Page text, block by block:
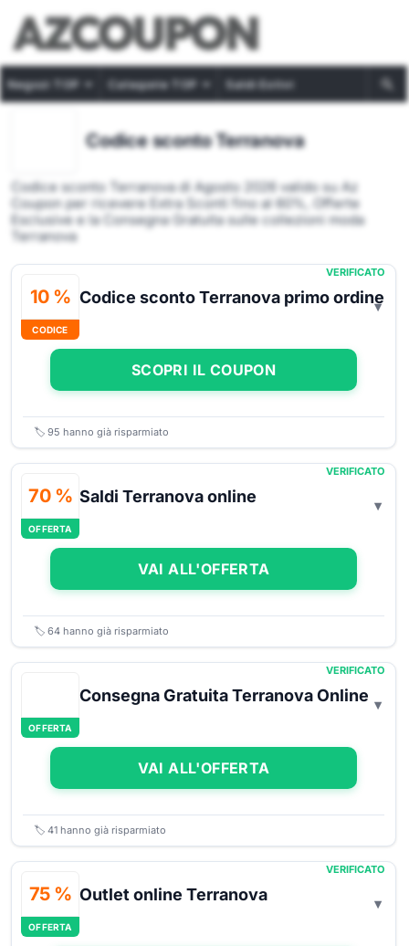
Negozi TOP Categorie TOP Saldi Estivi
Codice sconto Terranova
Codice sconto Terranova di Agosto 2026 valido su Az
Coupon per ricevere Extra Sconti fino al 60%, Offerte
Esclusive e la Consegna Gratuita sulle collezioni moda
Terranova
10 %
CODICE
VERIFICATO
Codice sconto Terranova primo ordine
SCOPRI IL COUPON
🏷️ 95 hanno già risparmiato
70 %
OFFERTA
VERIFICATO
Saldi Terranova online
VAI ALL'OFFERTA
🏷️ 64 hanno già risparmiato
OFFERTA
VERIFICATO
Consegna Gratuita Terranova Online
VAI ALL'OFFERTA
🏷️ 41 hanno già risparmiato
75 %
OFFERTA
VERIFICATO
Outlet online Terranova